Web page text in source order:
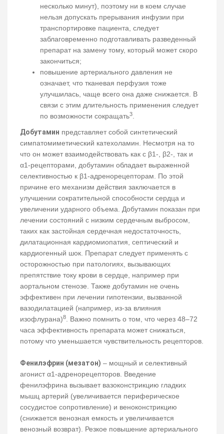
несколько минут), поэтому ни в коем случае
нельзя допускать прерывания инфузии при
транспортировке пациента, следует
заблаговременно подготавливать разведенный
препарат на замену тому, который может скоро
закончиться;
повышение артериального давления не
означает, что тканевая перфузия тоже
улучшилась, чаще всего она даже снижается. В
связи с этим длительность применения следует
по возможности сокращать3.
Добутамин представляет собой синтетический
симпатомиметический катехоламин. Несмотря на то
что он может взаимодействовать как с β1-, β2-, так и
α1-рецепторами, добутамин обладает выраженной
селективностью к β1-адренорецепторам. По этой
причине его механизм действия заключается в
улучшении сократительной способности сердца и
увеличении ударного объема. Добутамин показан при
лечении состояний с низким сердечным выбросом,
таких как застойная сердечная недостаточность,
дилатационная кардиомиопатия, септический и
кардиогенный шок. Препарат следует применять с
осторожностью при патологиях, вызывающих
препятствие току крови в сердце, например при
аортальном стенозе. Также добутамин не очень
эффективен при лечении гипотензии, вызванной
вазодилатацией (например, из-за влияния
изофлурана)8. Важно помнить о том, что через 48–72
часа эффективность препарата может снижаться,
потому что уменьшается чувствительность рецепторов.
Фенилэфрин (мезатон) – мощный и селективный
агонист α1-адренорецепторов. Введение
фенилэфрина вызывает вазоконстрикцию гладких
мышц артерий (увеличивается периферическое
сосудистое сопротивление) и веноконстрикцию
(снижается венозная емкость и увеличивается
венозный возврат). Резкое повышение артериального